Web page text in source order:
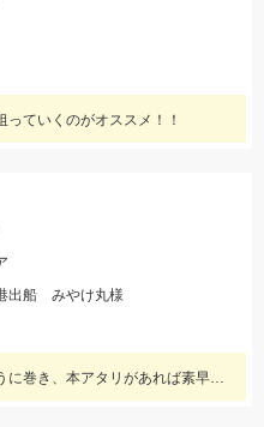
ていくのがオススメ！！
出船 みやけ丸様
エサは真っすぐズレが無いように巻き、本アタリがあれば素早くあわせ針を貫通させましょう